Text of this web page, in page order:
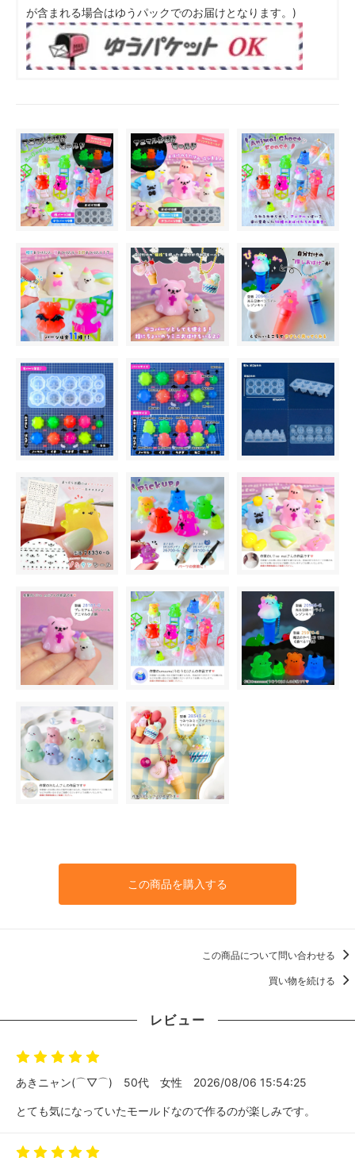
が含まれる場合はゆうパックでのお届けとなります。)
この商品を購入する
この商品について問い合わせる
買い物を続ける
レビュー
あきニャン(⌒▽⌒) 50代 女性 2026/08/06 15:54:25
とても気になっていたモールドなので作るのが楽しみです。